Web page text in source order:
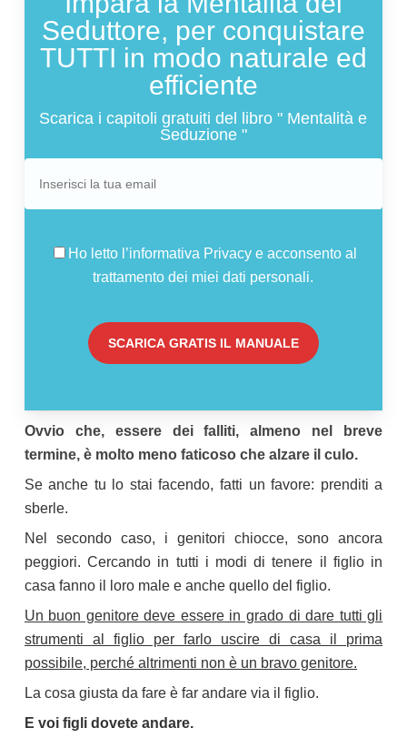
Seduttore, per conquistare
TUTTI in modo naturale ed
efficiente
Scarica i capitoli gratuiti del libro " Mentalità e
Seduzione "
Ho letto l’informativa Privacy e acconsento al
trattamento dei miei dati personali.
Ovvio che, essere dei falliti, almeno nel breve
termine, è molto meno faticoso che alzare il culo.
Se anche tu lo stai facendo, fatti un favore: prenditi a
sberle.
Nel secondo caso, i genitori chiocce, sono ancora
peggiori. Cercando in tutti i modi di tenere il figlio in
casa fanno il loro male e anche quello del figlio.
Un buon genitore deve essere in grado di dare tutti gli
strumenti al figlio per farlo uscire di casa il prima
possibile, perché altrimenti non è un bravo genitore.
La cosa giusta da fare è far andare via il figlio.
E voi figli dovete andare.